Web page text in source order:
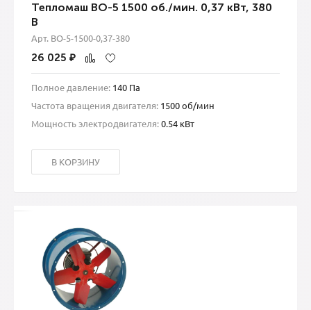
Тепломаш ВО-5 1500 об./мин. 0,37 кВт, 380
В
Арт. ВО-5-1500-0,37-380
26 025 ₽
Полное давление: 140 Па
Частота вращения двигателя: 1500 об/мин
Мощность электродвигателя:0.54 кВт
В КОРЗИНУ